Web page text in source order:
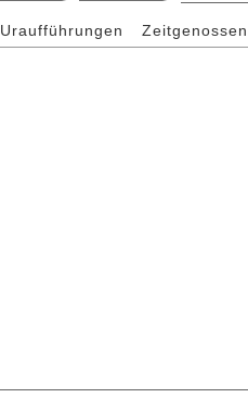
Uraufführungen Zeitgenossen